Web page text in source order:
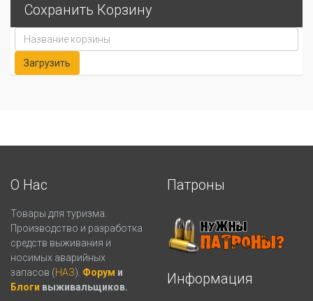
Сохранить Корзину
О Нас
Товары для туризма.
Производство и разработка
средств выживания и
носимых аварийных
запасов (НАЗ). Форум и
Блоги выживальщиков.
Патроны
Информация